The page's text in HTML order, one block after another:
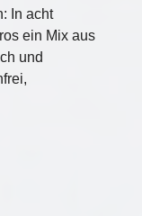
In acht
ein Mix aus
und